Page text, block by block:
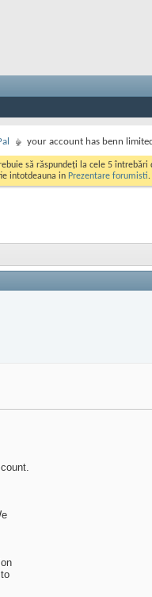
your account has benn limited
să răspundeți la cele 5
intotdeauna in Prezentare forumisti.